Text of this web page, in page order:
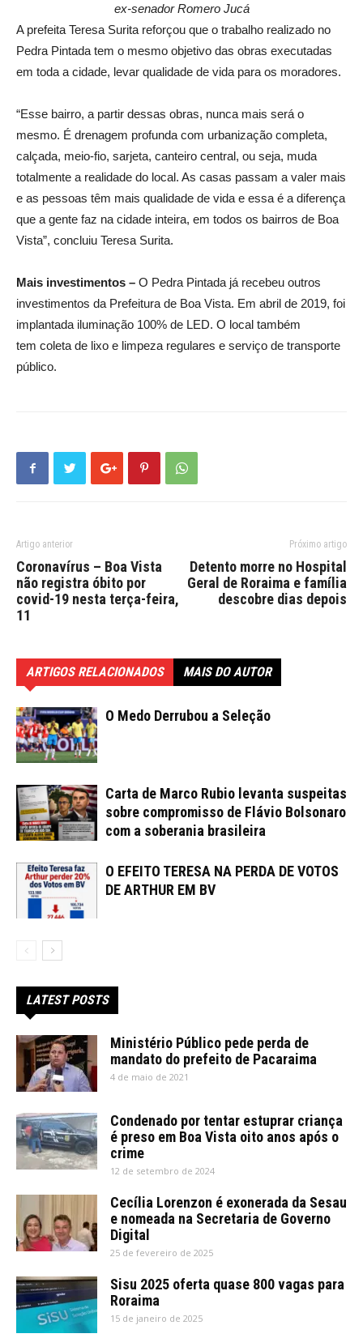
ex-senador Romero Jucá
A prefeita Teresa Surita reforçou que o trabalho realizado no
Pedra Pintada tem o mesmo objetivo das obras executadas
em toda a cidade, levar qualidade de vida para os moradores.
“Esse bairro, a partir dessas obras, nunca mais será o
mesmo. É drenagem profunda com urbanização completa,
calçada, meio-fio, sarjeta, canteiro central, ou seja, muda
totalmente a realidade do local. As casas passam a valer mais
e as pessoas têm mais qualidade de vida e essa é a diferença
que a gente faz na cidade inteira, em todos os bairros de Boa
Vista”, concluiu Teresa Surita.
Mais investimentos – O Pedra Pintada já recebeu outros
investimentos da Prefeitura de Boa Vista. Em abril de 2019, foi
implantada iluminação 100% de LED. O local também
tem coleta de lixo e limpeza regulares e serviço de transporte
público.
Artigo anterior
Coronavírus – Boa Vista
não registra óbito por
covid-19 nesta terça-feira,
11
Próximo artigo
Detento morre no Hospital
Geral de Roraima e família
descobre dias depois
ARTIGOS RELACIONADOS MAIS DO AUTOR
O Medo Derrubou a Seleção
Carta de Marco Rubio levanta suspeitas
sobre compromisso de Flávio Bolsonaro
com a soberania brasileira
O EFEITO TERESA NA PERDA DE VOTOS
DE ARTHUR EM BV
LATEST POSTS
Ministério Público pede perda de
mandato do prefeito de Pacaraima
4 de maio de 2021
Condenado por tentar estuprar criança
é preso em Boa Vista oito anos após o
crime
12 de setembro de 2024
Cecília Lorenzon é exonerada da Sesau
e nomeada na Secretaria de Governo
Digital
25 de fevereiro de 2025
Sisu 2025 oferta quase 800 vagas para
Roraima
15 de janeiro de 2025